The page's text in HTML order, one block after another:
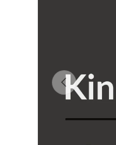
Eelmine